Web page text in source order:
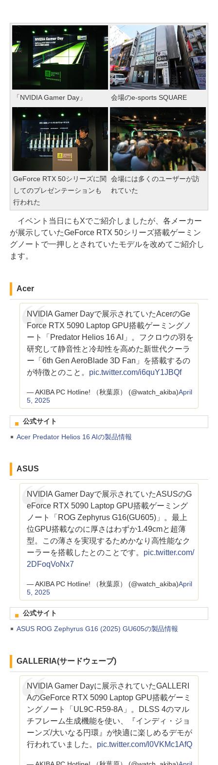
「NVIDIA Gamer Day」 会場のe-sports SQUARE
GeForce RTX 50シリーズに関
してのプレゼンテーションも
行われた
会場には多くのユーザーが訪
れていた
イベント当日にもXでご紹介しましたが、各メーカー
が展示していたGeForce RTX 50シリーズ搭載ゲーミン
グノートで一押しとされていたモデルを改めてご紹介し
ます。
Acer
NVIDIA Gamer Dayで展示されていたAcerのGe
Force RTX 5090 Laptop GPU搭載ゲーミングノ
ート「Predator Helios 16 AI」。フクロウの羽を
研究して静音性と冷却性を高めた新世代クーラ
ー「6th Gen AeroBlade 3D Fan」を搭載するの
が特徴とのこと。 pic.twitter.com/i6quY1JBQf
— AKIBA PC Hotline! （秋葉原） (@watch_akiba)April
5, 2025
公式サイト
Acer Predator Helios 16 AIの製品情報
ASUS
NVIDIA Gamer Dayで展示されていたASUSのG
eForce RTX 5090 Laptop GPU搭載ゲーミング
ノート「ROG Zephyrus G16(GU605)」。最上
位GPU搭載なのに厚さはわずか1.49cmと超薄
型。この薄さを実現するためかなり高性能なク
ーラーを搭載したとのことです。 pic.twitter.com/
2DFoqVoNx7
— AKIBA PC Hotline! （秋葉原） (@watch_akiba)April
5, 2025
公式サイト
ASUS ROG Zephyrus G16 (2025) GU605の製品情報
GALLERIA(サードウェーブ)
NVIDIA Gamer Dayに展示されていたGALLERI
AのGeForce RTX 5090 Laptop GPU搭載ゲーミ
ングノート「UL9C-R59-8A」。DLSS 4のマル
チフレーム生成機能を使い、『インディ・ジョ
ーンズ/大いなる円環』が快適に楽しめるデモが
行われていました。 pic.twitter.com/l0VKMc1AfQ